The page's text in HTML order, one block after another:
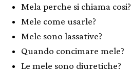
Mela perche si chiama cosi?
Mele come usarle?
Mele sono lassative?
Quando concimare mele?
Le mele sono diuretiche?